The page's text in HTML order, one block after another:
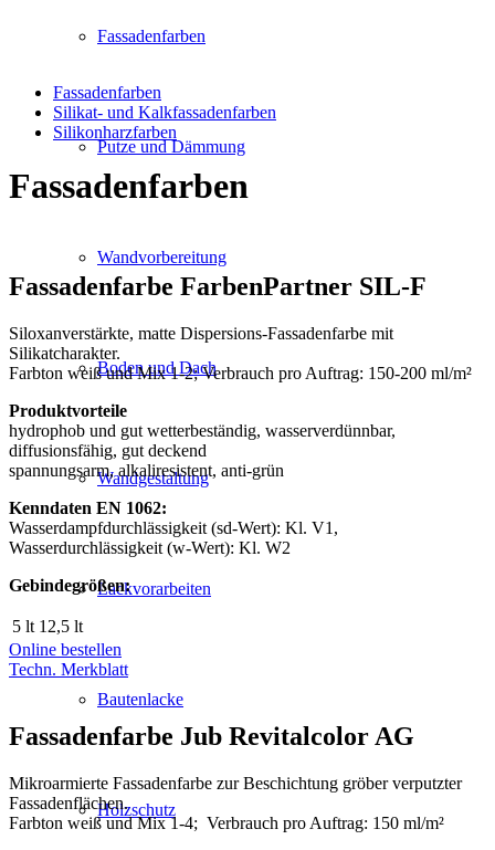
Fassadenfarben
Putze und Dämmung
Wandvorbereitung
Boden und Dach
Wandgestaltung
Lackvorarbeiten
Bautenlacke
Holzschutz
Fassadenfarben
Silikat- und Kalkfassadenfarben
Silikonharzfarben
Fassadenfarben
Fassadenfarbe FarbenPartner SIL-F
Siloxanverstärkte, matte Dispersions-Fassadenfarbe mit
Silikatcharakter.
Farbton weiß und Mix 1-2; Verbrauch pro Auftrag: 150-200 ml/m²
Produktvorteile
hydrophob und gut wetterbeständig, wasserverdünnbar,
diffusionsfähig, gut deckend
spannungsarm, alkaliresistent, anti-grün
Kenndaten EN 1062:
Wasserdampfdurchlässigkeit (sd-Wert): Kl. V1,
Wasserdurchlässigkeit (w-Wert): Kl. W2
Gebindegrößen:
5 lt 12,5 lt
Online bestellen
Techn. Merkblatt
Fassadenfarbe Jub Revitalcolor AG
Mikroarmierte Fassadenfarbe zur Beschichtung gröber verputzter
Fassadenflächen.
Farbton weiß und Mix 1-4; Verbrauch pro Auftrag: 150 ml/m²